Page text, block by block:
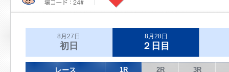
8月27日
初日
8月28日
２日目
レース 1R 2R 3R